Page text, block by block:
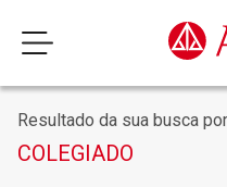
Resultado da sua busca por
COLEGIADO